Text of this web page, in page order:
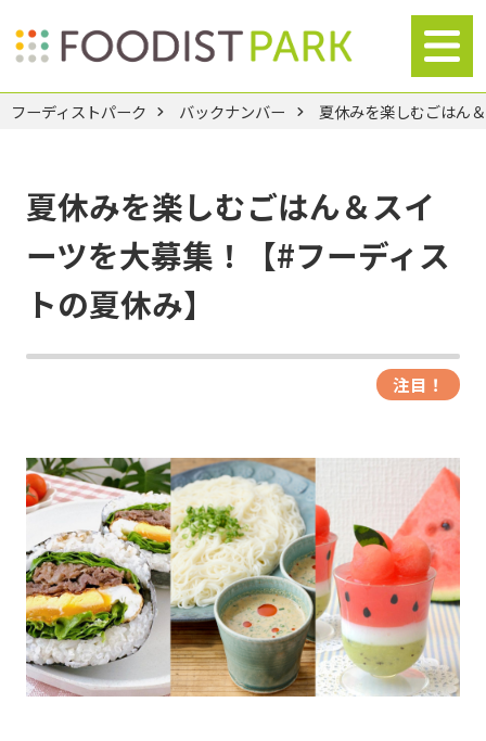
フーディストパーク バックナンバー 夏休みを楽しむごはん
夏休みを楽しむごはん＆スイ
ーツを大募集！【#フーディス
トの夏休み】
注目！